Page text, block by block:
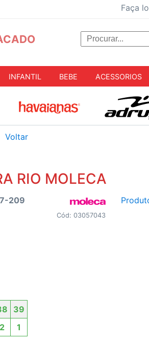
Faça
INFANTIL BEBE ACESSORIOS
Voltar
RIO MOLECA
209
Cód: 03057043
39
2 1